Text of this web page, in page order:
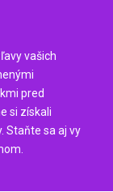
vašich
pred
si získali
Staňte sa aj vy